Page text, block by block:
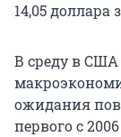
14,05 доллара
В среду в
ожидания
первого с